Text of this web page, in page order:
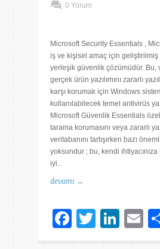
0 Yorum
Microsoft Security Essentials ,
iş ve kişisel amaç için geliştirilmiş
yerleşik güvenlik çözümüdür. Bu,
gerçek ürün yazılımını zararlı
karşı korumak için Windows
kullanılabilecek temel antivirüs
Microsoft Güvenlik Essentials
tarama korumasını veya zararlı
veritabanını tartışırken bazı
yoksundur ; bu, kendi
iyi..
devamı →
Facebook
Twitter